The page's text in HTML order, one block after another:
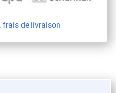
frais de livraison